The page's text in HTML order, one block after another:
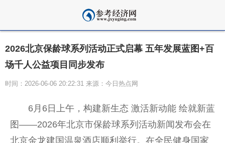
2026北京保龄球系列活动正式启幕 五年发展蓝图+百
场千人公益项目同步发布
时间：2026-06-06 20:22:31 来源：今日热点网
6月6日上午，构建新生态 激活新动能 绘就新蓝
图——2026年北京市保龄球系列活动新闻发布会在
北京金龙建国温泉酒店顺利举行。在全民健身国家